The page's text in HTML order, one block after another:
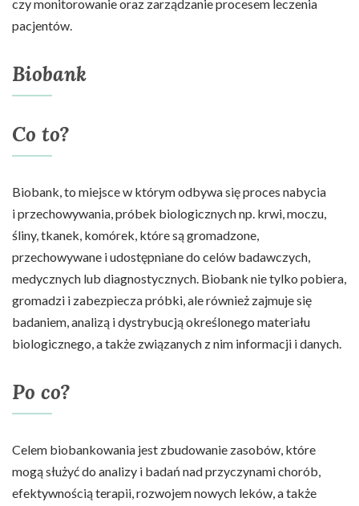
czy monitorowanie oraz zarządzanie procesem leczenia
pacjentów.
Biobank
Co to?
Biobank, to miejsce w którym odbywa się proces nabycia
i przechowywania, próbek biologicznych np. krwi, moczu,
śliny, tkanek, komórek, które są gromadzone,
przechowywane i udostępniane do celów badawczych,
medycznych lub diagnostycznych. Biobank nie tylko pobiera,
gromadzi i zabezpiecza próbki, ale również zajmuje się
badaniem, analizą i dystrybucją określonego materiału
biologicznego, a także związanych z nim informacji i danych.
Po co?
Celem biobankowania jest zbudowanie zasobów, które
mogą służyć do analizy i badań nad przyczynami chorób,
efektywnością terapii, rozwojem nowych leków, a także